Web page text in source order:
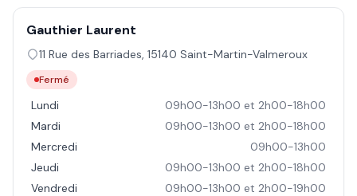
Gauthier Laurent
11 Rue des Barriades, 15140 Saint-Martin-Valmeroux
Fermé
Lundi
09h00-13h00 et 2h00-18h00
Mardi
09h00-13h00 et 2h00-18h00
Mercredi
09h00-13h00
Jeudi
09h00-13h00 et 2h00-18h00
Vendredi
09h00-13h00 et 2h00-19h00